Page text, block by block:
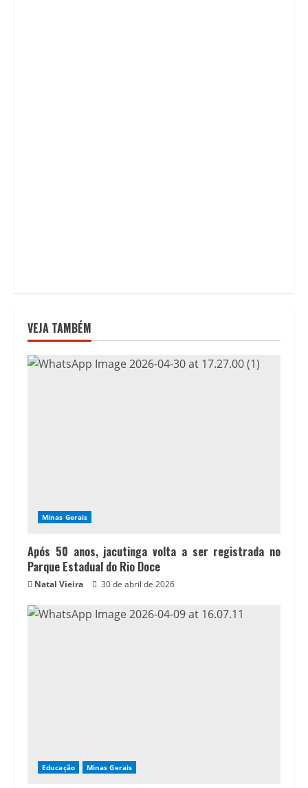
VEJA TAMBÉM
Minas Gerais
Após 50 anos, jacutinga volta a ser registrada no
Parque Estadual do Rio Doce
Natal Vieira 30 de abril de 2026
Educação Minas Gerais